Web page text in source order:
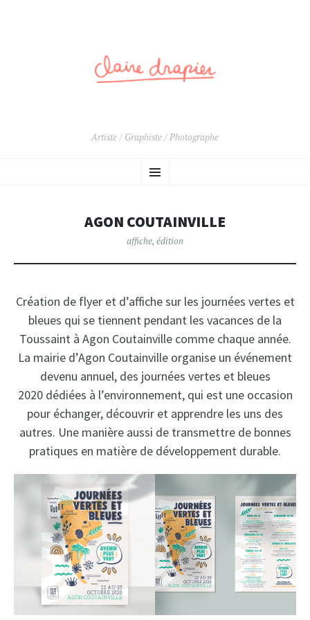
Artiste / Graphiste / Photographe
Menu
AU
AGON COUTAINVILLE
affiche, édition
Création de flyer et d’affiche sur les journées vertes et
bleues qui se tiennent pendant les vacances de la
Toussaint à Agon Coutainville comme chaque année.
La mairie d’Agon Coutainville organise un événement
devenu annuel, des journées vertes et bleues
2020 dédiées à l’environnement, qui est une occasion
pour échanger, découvrir et apprendre les uns des
autres. Une manière aussi de transmettre de bonnes
pratiques en matière de développement durable.